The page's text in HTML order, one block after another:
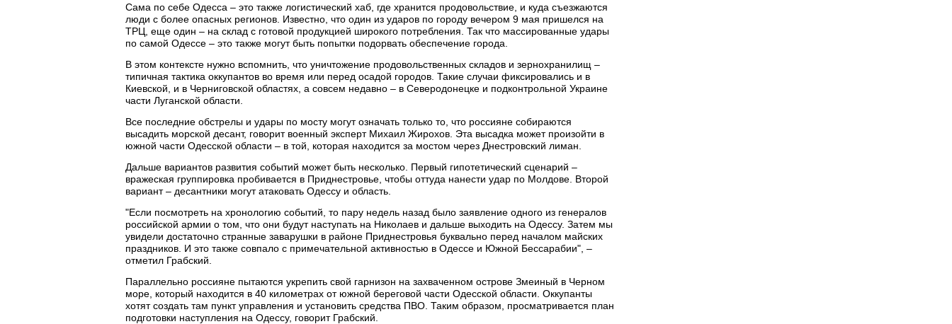
Сама по себе Одесса – это также логистический хаб, где хранится продовольствие, и куда съезжаются
люди с более опасных регионов. Известно, что один из ударов по городу вечером 9 мая пришелся на
ТРЦ, еще один – на склад с готовой продукцией широкого потребления. Так что массированные удары
по самой Одессе – это также могут быть попытки подорвать обеспечение города.
В этом контексте нужно вспомнить, что уничтожение продовольственных складов и зернохранилищ –
типичная тактика оккупантов во время или перед осадой городов. Такие случаи фиксировались и в
Киевской, и в Черниговской областях, а совсем недавно – в Северодонецке и подконтрольной Украине
части Луганской области.
Все последние обстрелы и удары по мосту могут означать только то, что россияне собираются
высадить морской десант, говорит военный эксперт Михаил Жирохов. Эта высадка может произойти в
южной части Одесской области – в той, которая находится за мостом через Днестровский лиман.
Дальше вариантов развития событий может быть несколько. Первый гипотетический сценарий –
вражеская группировка пробивается в Приднестровье, чтобы оттуда нанести удар по Молдове. Второй
вариант – десантники могут атаковать Одессу и область.
"Если посмотреть на хронологию событий, то пару недель назад было заявление одного из генералов
российской армии о том, что они будут наступать на Николаев и дальше выходить на Одессу. Затем мы
увидели достаточно странные заварушки в районе Приднестровья буквально перед началом майских
праздников. И это также совпало с примечательной активностью в Одессе и Южной Бессарабии", –
отметил Грабский.
Параллельно россияне пытаются укрепить свой гарнизон на захваченном острове Змеиный в Черном
море, который находится в 40 километрах от южной береговой части Одесской области. Оккупанты
хотят создать там пункт управления и установить средства ПВО. Таким образом, просматривается план
подготовки наступления на Одессу, говорит Грабский.